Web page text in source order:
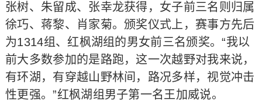
张树、朱留成、张幸龙获得，女子前三名则归属
徐巧、蒋黎、肖家菊。颁奖仪式上，赛事方先后
为1314组、红枫湖组的男女前三名颁奖。“我以
前大多数参加的是路跑，这一次越野对我来说，
有环湖，有穿越山野林间，路况多样，视觉冲击
性更强。”红枫湖组男子第一名王加威说。